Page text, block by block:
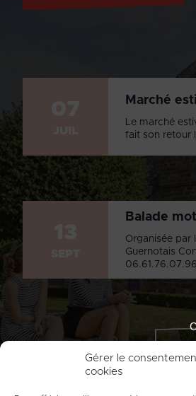
Gérer le
cookies
Marché
Le marché
fait son retour
Balade
Organisée par
Guernotais
06.61.76.07.96